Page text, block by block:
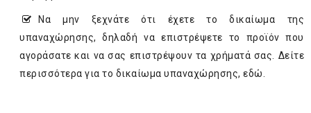
Να μην ξεχνάτε ότι έχετε το δικαίωμα της
υπαναχώρησης, δηλαδή να επιστρέψετε το προϊόν που
αγοράσατε και να σας επιστρέψουν τα χρήματά σας. Δείτε
περισσότερα για το δικαίωμα υπαναχώρησης, εδώ.